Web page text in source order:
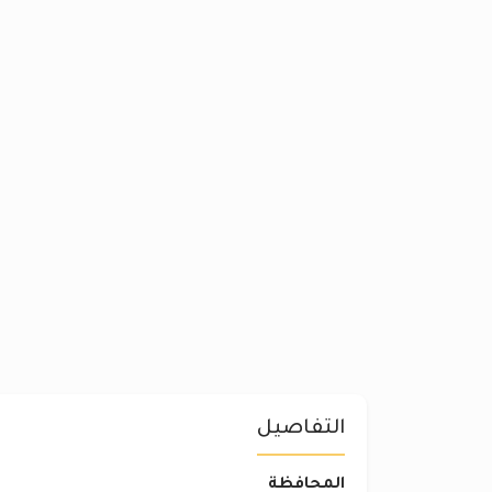
التفاصيل
المحافظة